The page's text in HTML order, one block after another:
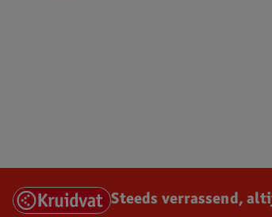
Steeds verrassend,